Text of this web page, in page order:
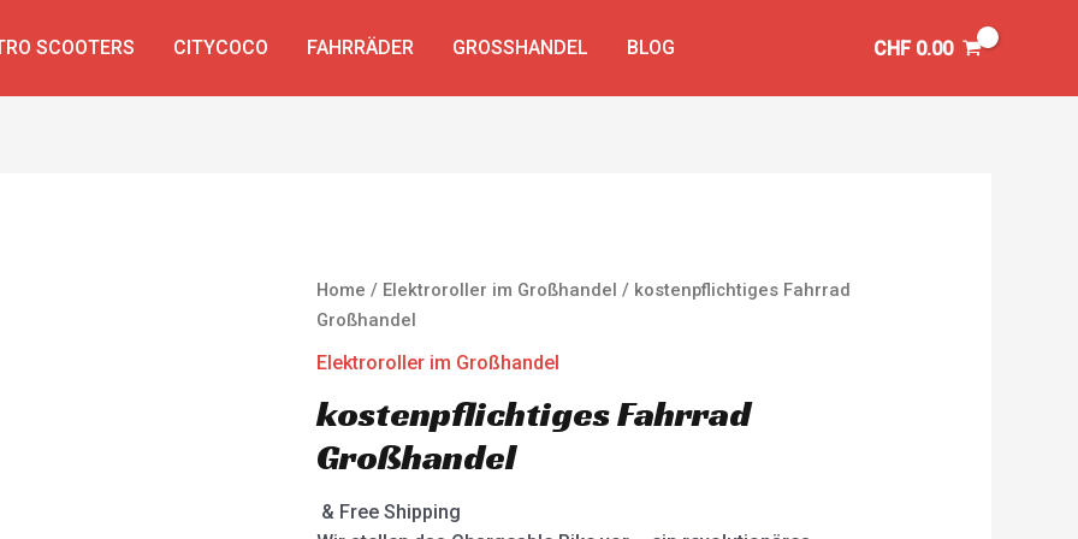
SCOOTERS CITYCOCO FAHRRÄDER GROSSHANDEL BLOG CHF0.00
Home / Elektroroller im Großhandel / kostenpflichtiges Fahrrad
Großhandel
Elektroroller im Großhandel
kostenpflichtiges Fahrrad
Großhandel
& Free Shipping